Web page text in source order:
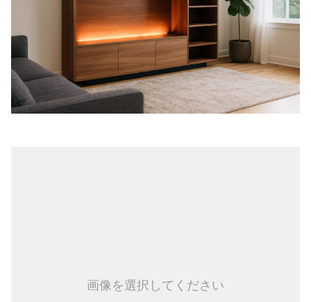
画像を選択してください